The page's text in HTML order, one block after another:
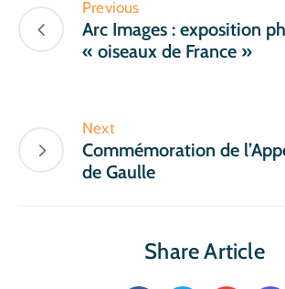
Previous
Arc Images : exposition
« oiseaux de France »
Next
Commémoration de
de Gaulle
Share Article